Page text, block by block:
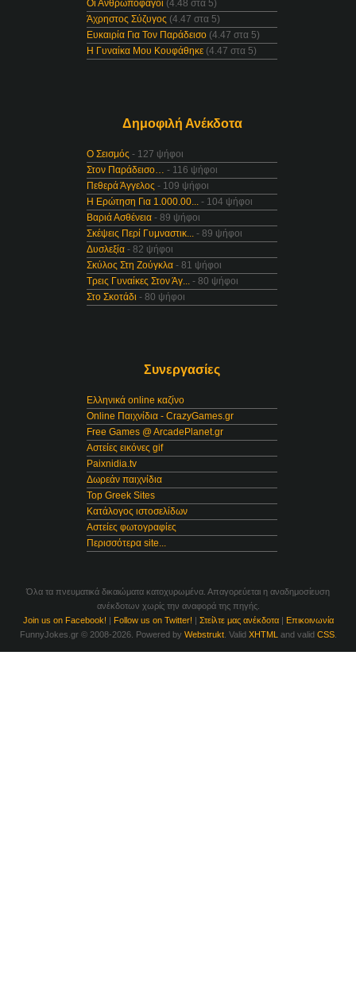
Οι Ανθρωποφάγοι (4.48 στα 5)
Άχρηστος Σύζυγος (4.47 στα 5)
Ευκαιρία Για Τον Παράδεισο (4.47 στα 5)
Η Γυναίκα Μου Κουφάθηκε (4.47 στα 5)
Δημοφιλή Ανέκδοτα
Ο Σεισμός - 127 ψήφοι
Στον Παράδεισο… - 116 ψήφοι
Πεθερά Άγγελος - 109 ψήφοι
Η Ερώτηση Για 1.000.00... - 104 ψήφοι
Βαριά Ασθένεια - 89 ψήφοι
Σκέψεις Περί Γυμναστικ... - 89 ψήφοι
Δυσλεξία - 82 ψήφοι
Σκύλος Στη Ζούγκλα - 81 ψήφοι
Τρεις Γυναίκες Στον Άγ... - 80 ψήφοι
Στο Σκοτάδι - 80 ψήφοι
Συνεργασίες
Ελληνικά online καζίνο
Online Παιχνίδια - CrazyGames.gr
Free Games @ ArcadePlanet.gr
Αστείες εικόνες gif
Paixnidia.tv
Δωρεάν παιχνίδια
Top Greek Sites
Κατάλογος ιστοσελίδων
Αστείες φωτογραφίες
Περισσότερα site...
Όλα τα πνευματικά δικαιώματα κατοχυρωμένα. Απαγορεύεται η αναδημοσίευση
ανέκδοτων χωρίς την αναφορά της πηγής.
Join us on Facebook! | Follow us on Twitter! | Στείλτε μας ανέκδοτα| Επικοινωνία
FunnyJokes.gr © 2008-2026. Powered by Webstrukt. Valid XHTML and valid CSS.